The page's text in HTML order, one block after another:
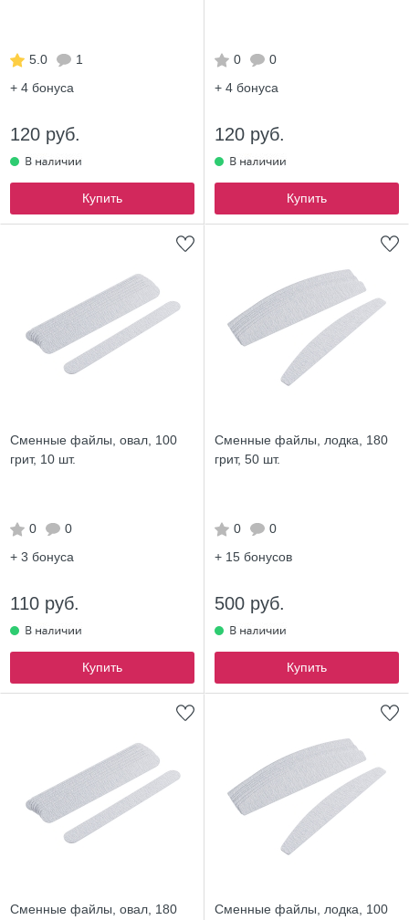
5.0
1
+ 4 бонуса
120 руб.
Купить
0
0
+ 4 бонуса
120 руб.
Купить
Сменные файлы, овал, 100
грит, 10 шт.
0
0
+ 3 бонуса
110 руб.
Купить
Сменные файлы, лодка, 180
грит, 50 шт.
0
0
+ 15 бонусов
500 руб.
Купить
Сменные файлы, овал, 180
Сменные файлы, лодка, 100